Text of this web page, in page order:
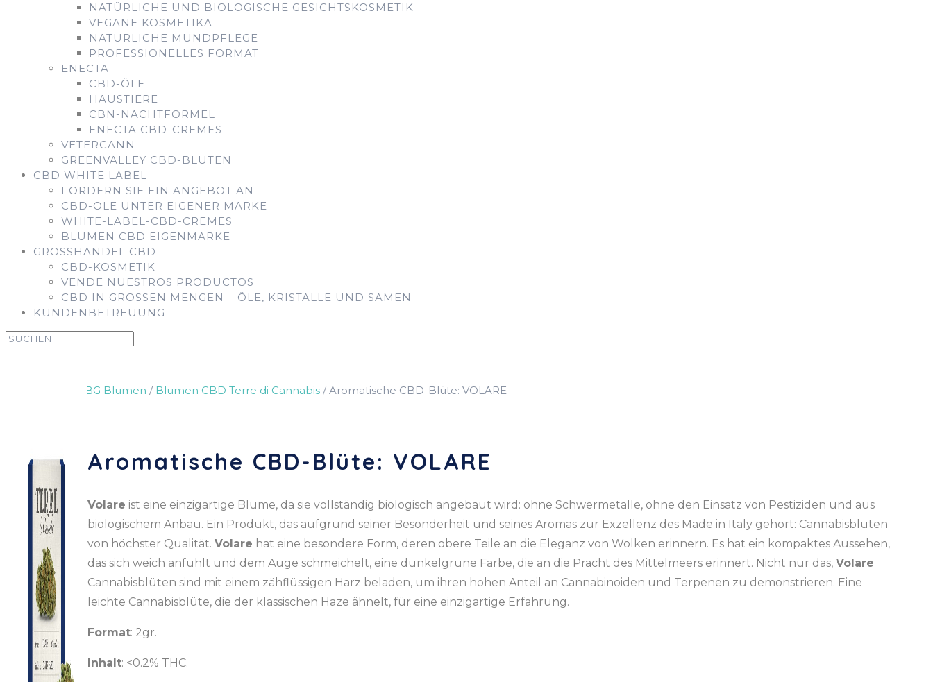
NATÜRLICHE UND BIOLOGISCHE GESICHTSKOSMETIK
VEGANE KOSMETIKA
NATÜRLICHE MUNDPFLEGE
PROFESSIONELLES FORMAT
ENECTA
CBD-ÖLE
HAUSTIERE
CBN-NACHTFORMEL
ENECTA CBD-CREMES
VETERCANN
GREENVALLEY CBD-BLÜTEN
CBD WHITE LABEL
FORDERN SIE EIN ANGEBOT AN
CBD-ÖLE UNTER EIGENER MARKE
WHITE-LABEL-CBD-CREMES
BLUMEN CBD EIGENMARKE
GROSSHANDEL CBD
CBD-KOSMETIK
VENDE NUESTROS PRODUCTOS
CBD IN GROSSEN MENGEN – ÖLE, KRISTALLE UND SAMEN
KUNDENBETREUUNG
CBD & CBG Blumen / Blumen CBD Terre di Cannabis / Aromatische CBD-Blüte: VOLARE
Aromatische CBD-Blüte: VOLARE
Volare ist eine einzigartige Blume, da sie vollständig biologisch angebaut wird: ohne Schwermetalle, ohne den Einsatz von Pestiziden und aus
biologischem Anbau. Ein Produkt, das aufgrund seiner Besonderheit und seines Aromas zur Exzellenz des Made in Italy gehört: Cannabisblüten
von höchster Qualität. Volare hat eine besondere Form, deren obere Teile an die Eleganz von Wolken erinnern. Es hat ein kompaktes Aussehen,
das sich weich anfühlt und dem Auge schmeichelt, eine dunkelgrüne Farbe, die an die Pracht des Mittelmeers erinnert. Nicht nur das, Volare
Cannabisblüten sind mit einem zähflüssigen Harz beladen, um ihren hohen Anteil an Cannabinoiden und Terpenen zu demonstrieren. Eine
leichte Cannabisblüte, die der klassischen Haze ähnelt, für eine einzigartige Erfahrung.
Format: 2gr.
Inhalt: <0.2% THC.